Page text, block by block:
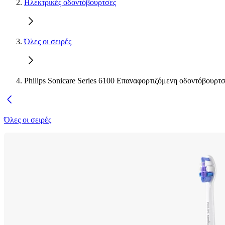
Ηλεκτρικές οδοντόβουρτσες
Όλες οι σειρές
Philips Sonicare Series 6100 Επαναφορτιζόμενη
Όλες οι σειρές